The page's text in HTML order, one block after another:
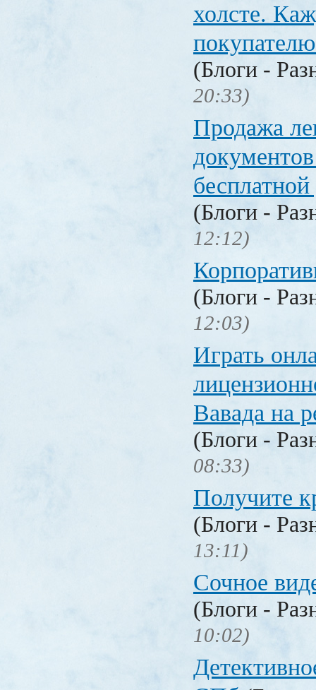
холсте.
(Блоги -
20:33)
Продажа
(Блоги -
12:12)
(Блоги -
12:03)
Играть
Вавада на
(Блоги -
08:33)
Получите
(Блоги -
13:11)
Сочное
(Блоги -
10:02)